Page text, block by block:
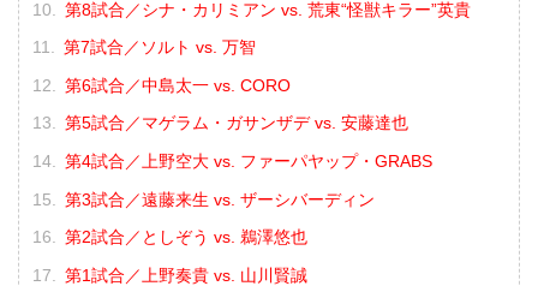
第8試合／シナ・カリミアン vs. 荒東“怪獣キラー”英貴
第7試合／ソルト vs. 万智
第6試合／中島太一 vs. CORO
第5試合／マゲラム・ガサンザデ vs. 安藤達也
第4試合／上野空大 vs. ファーパヤップ・GRABS
第3試合／遠藤来生 vs. ザーシバーディン
第2試合／としぞう vs. 鵜澤悠也
第1試合／上野奏貴 vs. 山川賢誠